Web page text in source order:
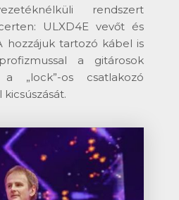
rendszert
ULXD4E vevőt és
hozzájuk tartozó kábel is
a gitárosok
„lock”-os csatlakozó